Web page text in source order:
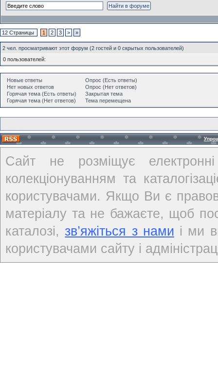
12 Страницы 1 2 3 > »
2 чел. просматривают этот форум (2 гостей и 0 скрытых пользователей)
0 пользователей:
Новые ответы
Нет новых ответов
Горячая тема (Есть ответы)
Горячая тема (Нет ответов)
Опрос (Есть ответы)
Опрос (Нет ответов)
Закрытая тема
Тема перемещена
Сайт не розміщує
колекціонуванням та
користувачами. Якщо Ви є
матеріалу та не бажаєте, щоб
каталозі,зв’яжіться з нами і ми
користувачами сайту і